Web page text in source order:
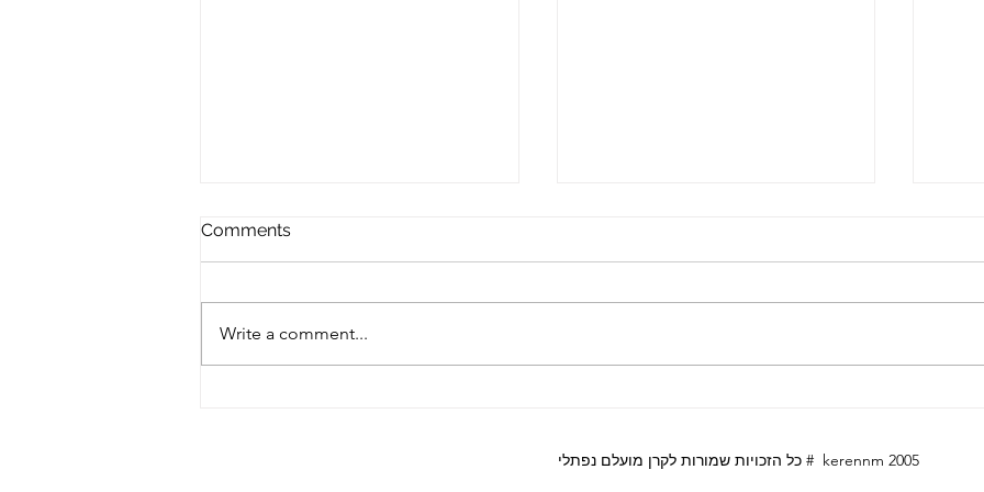
Buongiorno Roma
Comments
Write a comment...
כל הזכויות שמורות לקרן מועלם נפתלי # kerennm 2005